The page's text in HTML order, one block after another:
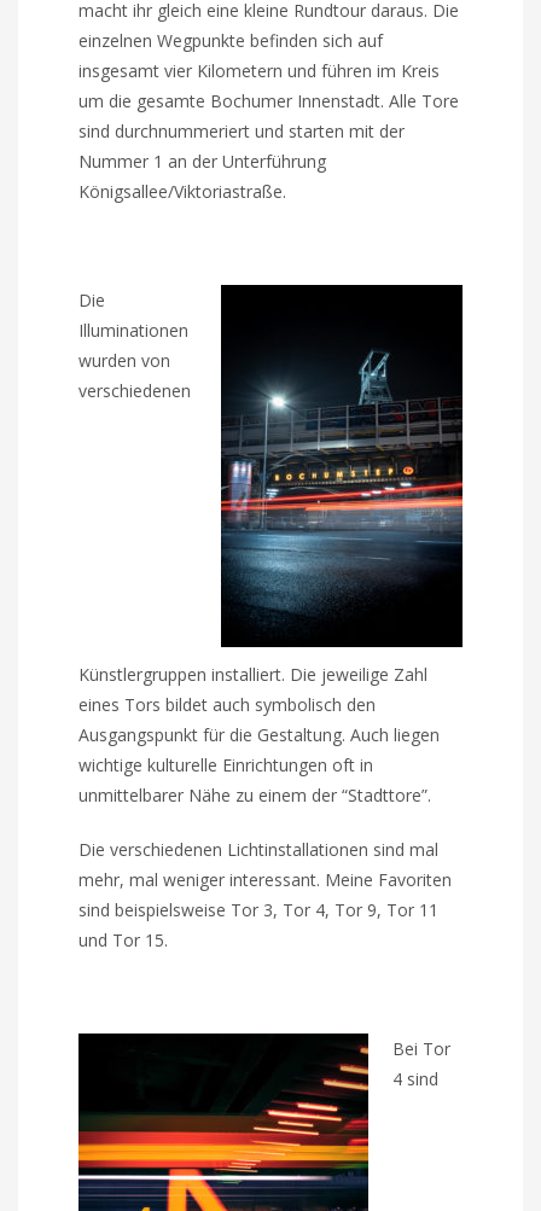
macht ihr gleich eine kleine Rundtour daraus. Die
einzelnen Wegpunkte befinden sich auf
insgesamt vier Kilometern und führen im Kreis
um die gesamte Bochumer Innenstadt. Alle Tore
sind durchnummeriert und starten mit der
Nummer 1 an der Unterführung
Königsallee/Viktoriastraße.
Die
Illuminationen
wurden von
verschiedenen
Künstlergruppen installiert. Die jeweilige Zahl
eines Tors bildet auch symbolisch den
Ausgangspunkt für die Gestaltung. Auch liegen
wichtige kulturelle Einrichtungen oft in
unmittelbarer Nähe zu einem der “Stadttore”.
Die verschiedenen Lichtinstallationen sind mal
mehr, mal weniger interessant. Meine Favoriten
sind beispielsweise Tor 3, Tor 4, Tor 9, Tor 11
und Tor 15.
Bei Tor
4 sind